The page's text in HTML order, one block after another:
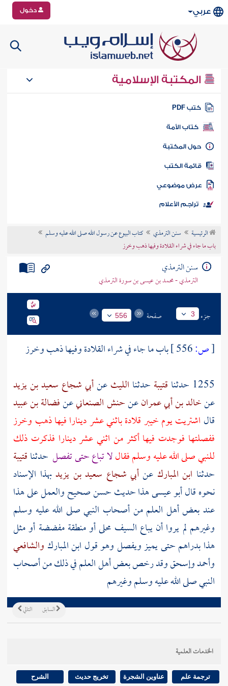
عربي دخول
المكتبة الإسلامية
كتب PDF
كتاب الأمة
المكتبة
الكتب
موضوعي
تراجم الأعلام
الرئيسية سنن الترمذي
كتاب البيوع عن رسول الله صلى الله عليه وسلم
باب ما جاء في شراء القلادة وفيها ذهب وخرز
سنن الترمذي
الترمذي - محمد بن عيسى بن سورة الترمذي
جزء 3 صفحة 556
[ص:
باب ما جاء في شراء القلادة وفيها ذهب وخرز
1255 حدثنا
قتيبة حدثنا الليثعنأبي شجاع سعيد بن يزيد
عنخالد بن أبي عمرانعنحنش الصنعانيعنفضالة بن عبيد
قال اشتريت يومخيبرقلادة باثني عشر دينارا فيها ذهب وخرز
ففصلتها فوجدت فيها أكثر من اثني عشر دينارا فذكرت ذلك
للنبي صلى الله عليه وسلم فقاللا تباع حتى تفصل حدثناقتيبة
حدثنا ابن المبارك عنأبي شجاع سعيد بن يزيدبهذا الإسناد
نحوه قال أبو عيسى هذا حديث حسن صحيح والعمل على هذا
عند بعض أهل العلم منأصحاب النبيصلى الله عليه وسلم
وغيرهم لم يروا أن يباع السيف محلى أو منطقة مفضضة أو مثل
هذا بدراهم حتى يميز ويفصل وهو قول ابن المبارك والشافعي
وأحمدوإسحقوقد رخص بعض أهل العلم في ذلك منأصحاب
النبيصلى الله عليه وسلم وغيرهم
التالي السابق
الخدمات العلمية
ترجمة علم عناوين الشجرة تخريج حديث الشرح